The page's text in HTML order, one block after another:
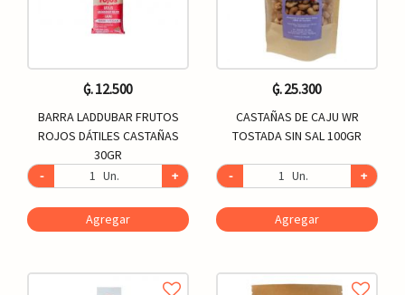
₲. 12.500
BARRA LADDUBAR FRUTOS
ROJOS DÁTILES CASTAÑAS
30GR
-
Un. +
Agregar
₲. 25.300
CASTAÑAS DE CAJU WR
TOSTADA SIN SAL 100GR
- Un. +
Agregar